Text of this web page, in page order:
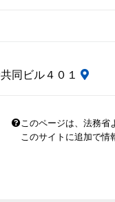
同ビル４０１
このページは、法務省
このサイトに追加で情